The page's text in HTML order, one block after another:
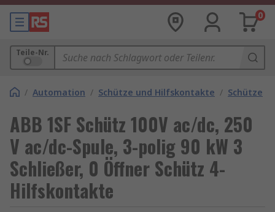
0
Teile-Nr.
/ Automation / Schütze und Hilfskontakte / Schütze
ABB 1SF Schütz 100V ac/dc, 250
V ac/dc-Spule, 3-polig 90 kW 3
Schließer, 0 Öffner Schütz 4-
Hilfskontakte